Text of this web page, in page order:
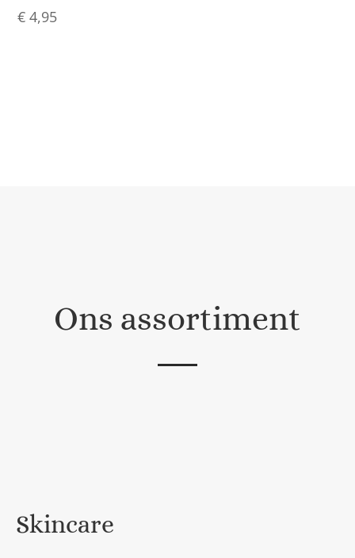
€ 4,95
Ons assortiment
Skincare